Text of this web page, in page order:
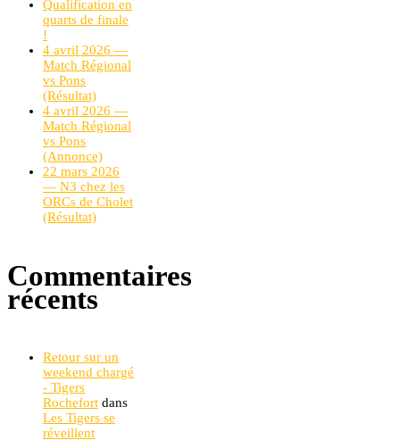
Qualification en
quarts de finale
!
4 avril 2026 —
Match Régional
vs Pons
(Résultat)
4 avril 2026 —
Match Régional
vs Pons
(Annonce)
22 mars 2026
— N3 chez les
ORCs de Cholet
(Résultat)
Commentaires
récents
Retour sur un
weekend chargé
- Tigers
Rochefort dans
Les Tigers se
réveillent